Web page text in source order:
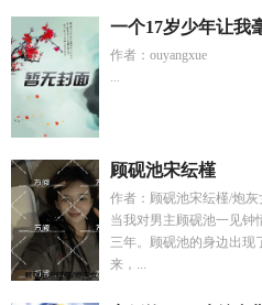
一个17岁少年让我
作者：ouyangxue
...
顾砚池宋纭槿
作者：顾砚池宋纭槿/炮
当我对男主顾砚池一见钟
三年。顾砚池的身边出现
来，...